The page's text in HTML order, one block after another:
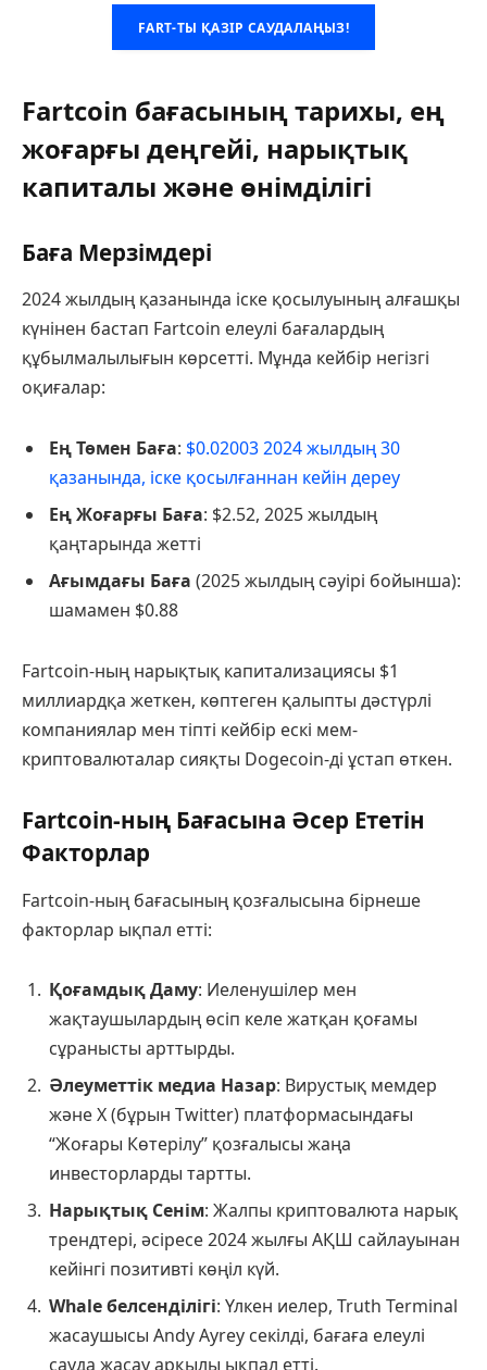
FART-ТЫ ҚАЗІР САУДАЛАҢЫЗ!
Fartcoin бағасының тарихы, ең
жоғарғы деңгейі, нарықтық
капиталы және өнімділігі
Баға Мерзімдері
2024 жылдың қазанында іске қосылуының алғашқы
күнінен бастап Fartcoin елеулі бағалардың
құбылмалылығын көрсетті. Мұнда кейбір негізгі
оқиғалар:
Ең Төмен Баға: $0.02003 2024 жылдың 30
қазанында, іске қосылғаннан кейін дереу
Ең Жоғарғы Баға: $2.52, 2025 жылдың
қаңтарында жетті
Ағымдағы Баға (2025 жылдың сәуірі бойынша):
шамамен $0.88
Fartcoin-ның нарықтық капитализациясы $1
миллиардқа жеткен, көптеген қалыпты дәстүрлі
компаниялар мен тіпті кейбір ескі мем-
криптовалюталар сияқты Dogecoin-ді ұстап өткен.
Fartcoin-ның Бағасына Әсер Ететін
Факторлар
Fartcoin-ның бағасының қозғалысына бірнеше
факторлар ықпал етті:
Қоғамдық Даму: Иеленушілер мен
жақтаушылардың өсіп келе жатқан қоғамы
сұранысты арттырды.
Әлеуметтік медиа Назар: Вирустық мемдер
және X (бұрын Twitter) платформасындағы
“Жоғары Көтерілу” қозғалысы жаңа
инвесторларды тартты.
Нарықтық Сенім: Жалпы криптовалюта нарық
трендтері, әсіресе 2024 жылғы АҚШ сайлауынан
кейінгі позитивті көңіл күй.
Whale белсенділігі: Үлкен иелер, Truth Terminal
жасаушысы Andy Ayrey секілді, бағаға елеулі
сауда жасау арқылы ықпал етті.